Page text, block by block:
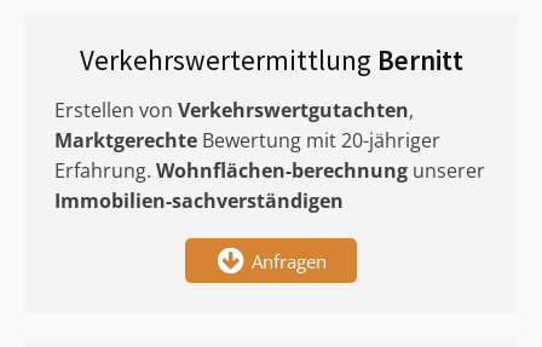
Verkehrswertermittlung Bernitt
Erstellen von Verkehrswertgutachten,
Marktgerechte Bewertung mit 20-jähriger
Erfahrung. Wohnflächen-berechnung unserer
Immobilien-sachverständigen
Anfragen